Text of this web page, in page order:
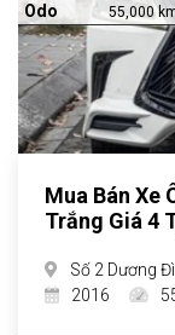
Odo 55,000
Mua Bán Xe
Trắng Giá 4
Số 2 Dương
2016